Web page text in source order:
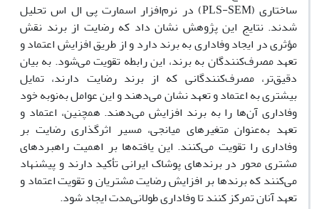
ساختاری (PLS-SEM) در نرم‌افزار اسمارت پی ال اس تحلیل
شدند. نتایج این پژوهش نشان داد که رضایت از برند نقش
مؤثری در ایجاد وفاداری به برند دارد و از طریق افزایش اعتماد و
تعهد مصرف‌کنندگان به برند، این رابطه تقویت می‌شود. به بیان
دقیق‌تر، مصرف‌کنندگانی که از برند رضایت دارند، تمایل
بیشتری به اعتماد و تعهد نشان می‌دهند و این عوامل به‌نوبه خود
وفاداری آن‌ها را به برند افزایش می‌دهند. همچنین، اعتماد و
تعهد به‌عنوان متغیرهای میانجی، مسیر اثرگذاری رضایت بر
وفاداری را تقویت می‌کنند. این یافته‌ها بر اهمیت راهبردهای
مشتری محور در برندهای پوشاک ایرانی تأکید دارند و پیشنهاد
می‌کنند که برندها بر افزایش رضایت مشتریان و تقویت اعتماد و
تعهد آنان تمرکز کنند تا وفاداری طولانی‌مدت ایجاد شود.